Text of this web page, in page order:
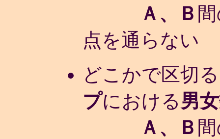
Ａ、Ｂ
点を通らな
どこかで区切
プにおける 男
Ａ、Ｂ